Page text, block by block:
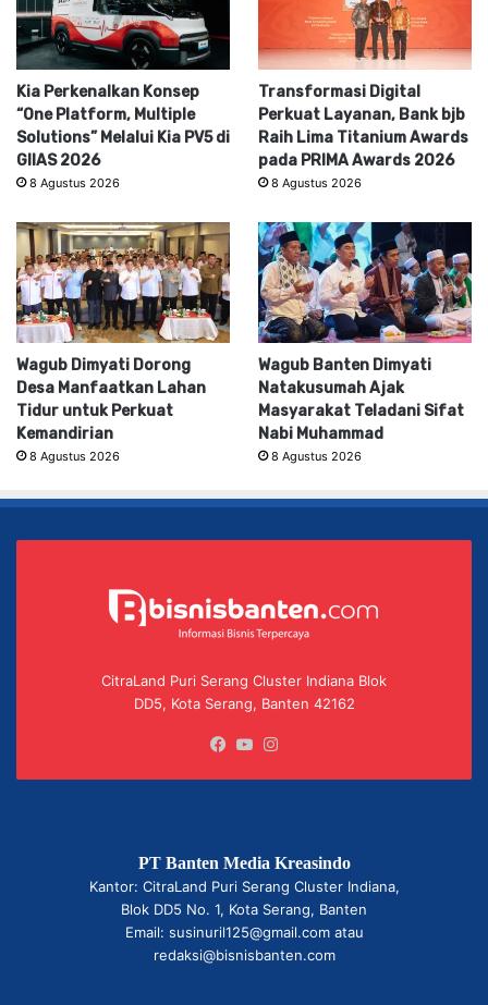
Kia Perkenalkan Konsep
“One Platform, Multiple
Solutions” Melalui Kia PV5 di
GIIAS 2026
8 Agustus 2026
Transformasi Digital
Perkuat Layanan, Bank bjb
Raih Lima Titanium Awards
pada PRIMA Awards 2026
8 Agustus 2026
Wagub Dimyati Dorong
Desa Manfaatkan Lahan
Tidur untuk Perkuat
Kemandirian
8 Agustus 2026
Wagub Banten Dimyati
Natakusumah Ajak
Masyarakat Teladani Sifat
Nabi Muhammad
8 Agustus 2026
CitraLand Puri Serang Cluster Indiana Blok
DD5, Kota Serang, Banten 42162
Facebook
YouTube
PT Banten Media Kreasindo
Kantor: CitraLand Puri Serang Cluster Indiana,
Blok DD5 No. 1, Kota Serang, Banten
Email: susinuril125@gmail.com atau
redaksi@bisnisbanten.com